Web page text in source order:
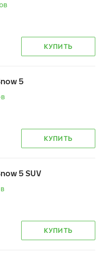
КУПИТЬ
5
КУПИТЬ
5 SUV
КУПИТЬ